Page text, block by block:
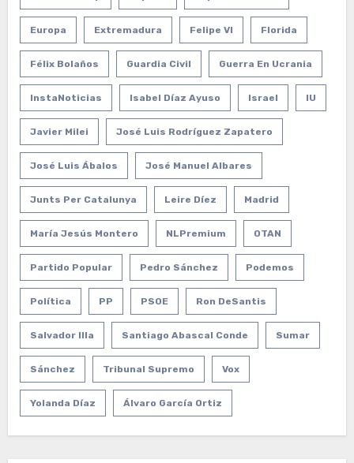
Europa Extremadura Felipe VI Florida
Félix Bolaños Guardia Civil Guerra En Ucrania
InstaNoticias Isabel Díaz Ayuso Israel IU
Javier Milei José Luis Rodríguez Zapatero
José Luis Ábalos José Manuel Albares
Junts Per Catalunya Leire Díez Madrid
María Jesús Montero NLPremium OTAN
Partido Popular Pedro Sánchez Podemos
Política PP PSOE Ron DeSantis
Salvador Illa Santiago Abascal Conde Sumar
Sánchez Tribunal Supremo Vox
Yolanda Díaz Álvaro García Ortiz